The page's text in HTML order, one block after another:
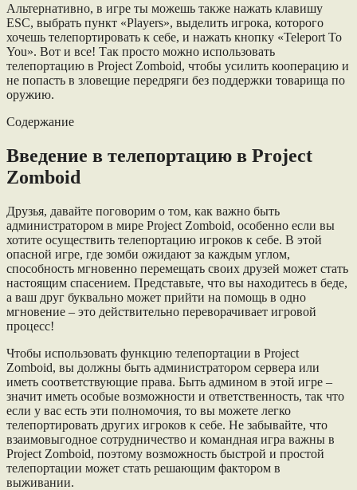
Альтернативно, в игре ты можешь также нажать клавишу
ESC, выбрать пункт «Players», выделить игрока, которого
хочешь телепортировать к себе, и нажать кнопку «Teleport To
You». Вот и все! Так просто можно использовать
телепортацию в Project Zomboid, чтобы усилить кооперацию и
не попасть в зловещие передряги без поддержки товарища по
оружию.
Содержание
Введение в телепортацию в Project
Zomboid
Друзья, давайте поговорим о том, как важно быть
администратором в мире Project Zomboid, особенно если вы
хотите осуществить телепортацию игроков к себе. В этой
опасной игре, где зомби ожидают за каждым углом,
способность мгновенно перемещать своих друзей может стать
настоящим спасением. Представьте, что вы находитесь в беде,
а ваш друг буквально может прийти на помощь в одно
мгновение – это действительно переворачивает игровой
процесс!
Чтобы использовать функцию телепортации в Project
Zomboid, вы должны быть администратором сервера или
иметь соответствующие права. Быть админом в этой игре –
значит иметь особые возможности и ответственность, так что
если у вас есть эти полномочия, то вы можете легко
телепортировать других игроков к себе. Не забывайте, что
взаимовыгодное сотрудничество и командная игра важны в
Project Zomboid, поэтому возможность быстрой и простой
телепортации может стать решающим фактором в
выживании.